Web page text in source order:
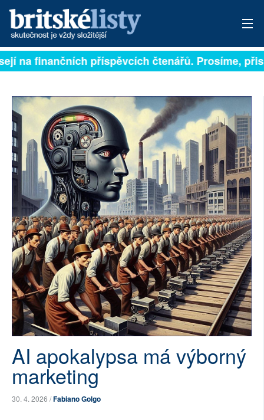
PŘIHLÁSIT
ARCHIV
ROZHOVORY
TÉMATA
NEJČTENĚJŠÍ ZA 7 DNÍ
AUTOŘI
PŘÍSPĚVKY NA PROVOZ
SOCIÁLNÍ SÍTĚ
RUBRIKY
PLNÁ VERZE STRÁNEK
finančních příspěvcích čtenářů. Prosíme,
AI apokalypsa má výborný
marketing
30. 4. 2026 /Fabiano Golgo